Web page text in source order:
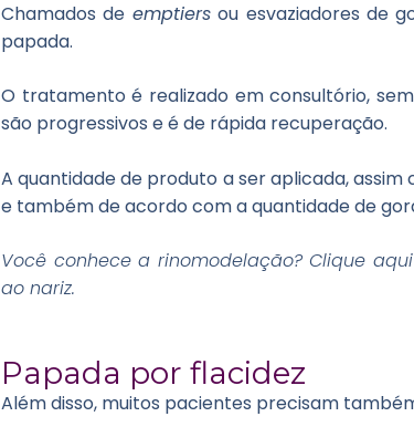
Chamados de emptiersou esvaziadores de
papada.
O tratamento é realizado em consultório,
são progressivos e é de rápida recuperação.
A quantidade de produto a ser aplicada,
e também de acordo com a quantidade de
Você conhece a rinomodelação? Clique aqui
ao nariz.
Papada por flacidez
Além disso, muitos pacientes precisam